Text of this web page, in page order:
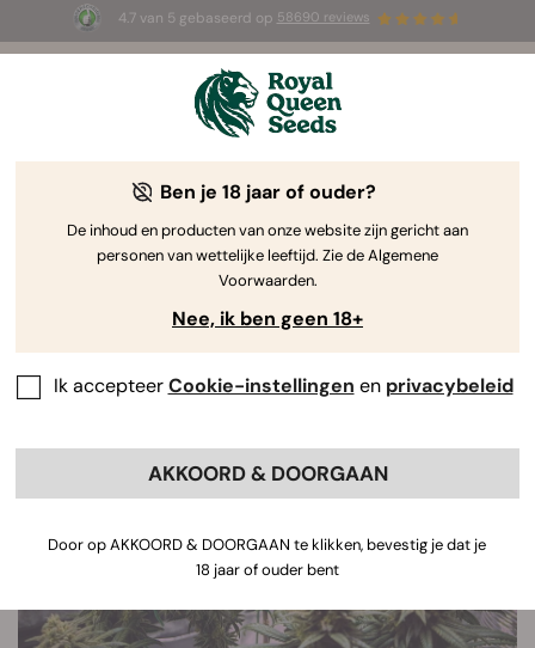
4.7 van 5 gebaseerd op 58690 reviews
☀️ Summer Sales: tot wel 50% korting
op geselecteerde producten! ⏤
The RQS Blog
Cannabis Lifestyle Blogs
Ben je 18 jaar of ouder?
De inhoud en producten van onze website zijn gericht aan
personen van wettelijke leeftijd. Zie de Algemene
Voorwaarden.
Nee, ik ben geen 18+
Ik accepteerCookie-instellingen en privacybeleid
AKKOORD & DOORGAAN
Door op AKKOORD & DOORGAAN te klikken, bevestig je dat je
18 jaar of ouder bent